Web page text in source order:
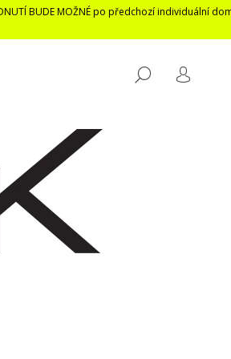
BUDE MOŽNÉ po předchozí individuální
HLEDAT